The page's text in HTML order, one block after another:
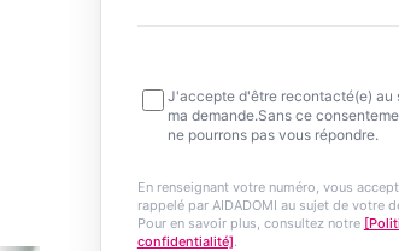
J'accepte d'être recontacté(e) au
ma demande.Sans ce
ne pourrons pas vous répondre.
En renseignant votre numéro, vous
rappelé par AIDADOMI au sujet de votre
Pour en savoir plus, consultez notre
confidentialité]